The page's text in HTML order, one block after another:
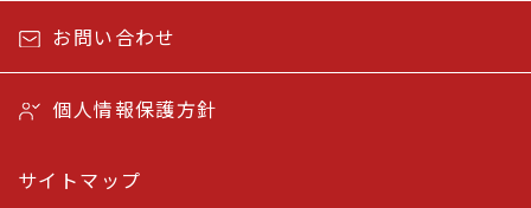
お問い合わせ
個人情報保護方針
サイトマップ